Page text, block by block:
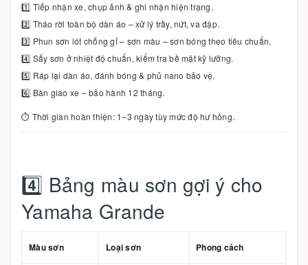
1️⃣ Tiếp nhận xe, chụp ảnh & ghi nhận hiện trạng.
2️⃣ Tháo rời toàn bộ dàn áo – xử lý trầy, nứt, va đập.
3️⃣ Phun sơn lót chống gỉ – sơn màu – sơn bóng theo tiêu chuẩn.
4️⃣ Sấy sơn ở nhiệt độ chuẩn, kiểm tra bề mặt kỹ lưỡng.
5️⃣ Ráp lại dàn áo, đánh bóng & phủ nano bảo vệ.
6️⃣ Bàn giao xe – bảo hành 12 tháng.
⏱ Thời gian hoàn thiện: 1–3 ngày tùy mức độ hư hỏng.
4️⃣ Bảng màu sơn gợi ý cho
Yamaha Grande
Màu sơn Loại sơn Phong cách